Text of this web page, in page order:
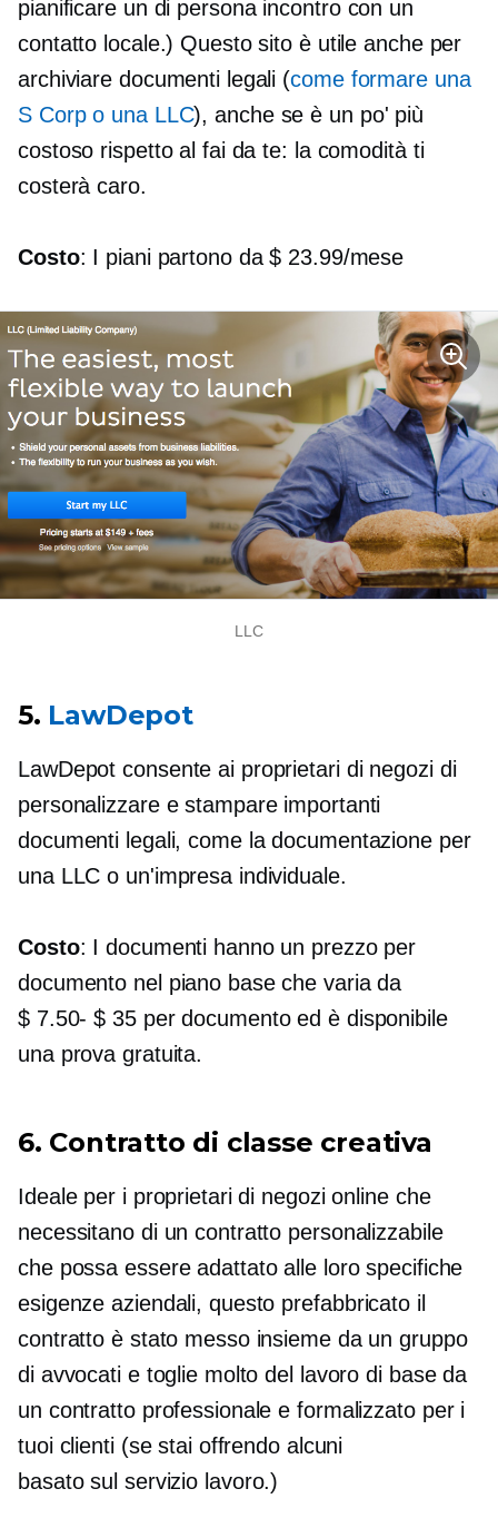
pianificare un di personaincontro con un
contatto locale.) Questo sito è utile anche per
archiviare documenti legali (come formare una
S Corp o una LLC), anche se è un po' più
costoso rispetto al fai da te: la comodità ti
costerà caro.
Costo: I piani partono da $ 23.99/mese
LLC
5. LawDepot
LawDepot consente ai proprietari di negozi di
personalizzare e stampare importanti
documenti legali, come la documentazione per
una LLC o un'impresa individuale.
Costo: I documenti hanno un prezzo per
documento nel piano base che varia da
$ 7.50- $ 35per documento ed è disponibile
una prova gratuita.
6. Contratto di classe creativa
Ideale per i proprietari di negozi online che
necessitano di un contratto personalizzabile
che possa essere adattato alle loro specifiche
esigenze aziendali, questo prefabbricato il
contratto è stato messo insieme da un gruppo
di avvocati e toglie molto del lavoro di base da
un contratto professionale e formalizzato per i
tuoi clienti (se stai offrendo alcuni
basato sul servizio lavoro.)